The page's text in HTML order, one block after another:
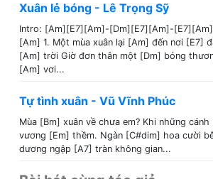
Xuân lẻ bóng - Lê Trọng Sỹ
Intro: [Am][E7][Am]-[Dm][E7][Am]-
[Am] 1. Một mùa xuân lại [Am] đến nơi [E7]
[Am] trời Giờ đơn thân một [Dm] bóng
[Am] vơi...
Tự tình xuân - Vũ Vĩnh Phúc
Mùa [Bm] xuân về chưa em? Khi những
vương [Em] thềm. Ngàn [C#dim] hoa cười
dương ngập [A7] tràn không gian...